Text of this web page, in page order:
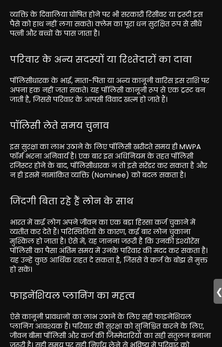
व्यक्ति के दिवालिया घोषित होने पर भी सरकारी रिसीवर या ट्रस्टी इस
पैसे को हाथ नहीं लगा सकते। क्लेम का पूरा धन सुरक्षित रूप से सीधे
पत्नी और बच्चों के पास जाता है।
परिवार के अन्य सदस्यों या रिश्तेदारों का दावा
पॉलिसीधारक के भाई, माता-पिता या अन्य कानूनी वारिस इस राशि पर
अपना हक नहीं जता सकते। यह पॉलिसी कानूनी रूप से एक ट्रस्ट बन
जाती है, जिससे परिवार के आपसी विवाद खत्म हो जाते हैं।
पॉलिसी लेते समय चुनाव
इस सुरक्षा का लाभ उठाने के लिए पॉलिसी खरीदते समय ही MWPA
फॉर्म भरना अनिवार्य है। एक बार इस अधिनियम के तहत पॉलिसी
रजिस्टर होने के बाद, पॉलिसीधारक न तो इसे सरेंडर कर सकता है और
न ही इसमें नामांकित व्यक्ति (Nominee) को बदल सकता है।
जिंदगी बिता रहे हैं लोन के साथ
भारत में कई लोग अपने जीवन का एक बड़ा हिस्सा कर्ज चुकाने में
व्यतीत कर देते हैं। परिस्थितियों के कारण, कई बार लोन चुकाना
मुश्किल हो जाता है। ऐसे में, यह जानना जरूरी है कि उनकी इंश्योरेंस
पॉलिसी का पैसा अंतिम समय में उनके परिवार की मदद कर सकता है।
यह उन्हें कुछ आर्थिक राहत दे सकता है, जिससे वे कर्ज के बोझ से मुक्त
हो सकें।
फाइनेंशियल प्लानिंग का महत्व
ऐसे कानूनी प्रावधानों का लाभ उठाने के लिए सही फाइनेंशियल
प्लानिंग आवश्यक है। परिवार की सुरक्षा को सुनिश्चित करने के लिए,
जीवन बीमा पॉलिसी और कर्ज की जिम्मेदारियों का सही संतुलन बनाना
जरूरी है। सही समय पर सही निर्णय लेने से भविष्य में परिवार को